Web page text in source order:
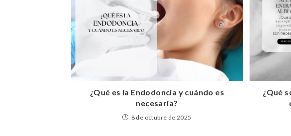
¿Qué es la Endodoncia y cuándo es
necesaria?
8 de octubre de 2025
¿Qué